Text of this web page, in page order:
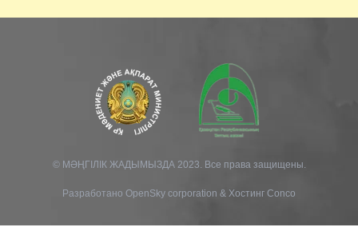
© МӘҢГІЛІК ЖАДЫМЫЗДА 2023. Все права защищены.
Разработано OpenSky corporation & Хостинг Conco